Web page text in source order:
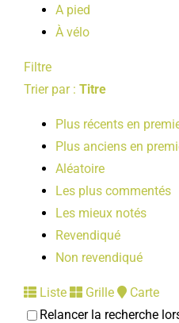
A pied
À vélo
Filtre
Trier par : Titre
Plus récents en
Plus anciens en
Aléatoire
Les plus commentés
Les mieux notés
Revendiqué
Non revendiqué
Liste Grille
Carte
Relancer la recherche